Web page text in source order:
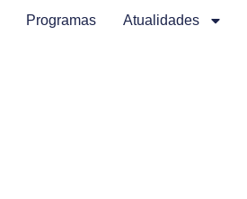
Programas Atualidades